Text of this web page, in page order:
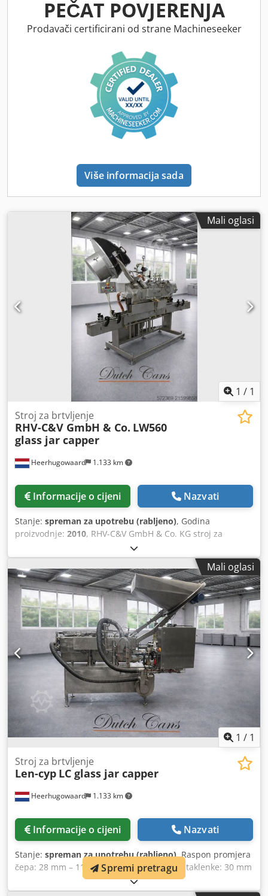
specifikacije prema izvornom proizvođaču: - Raspon
promjera: 56 mm – 86 mm Crsdpfxow I Ax Rj Aifof - Raspon
visine: 45 mm – 200 mm - Proizvodni kapacitet: do 50
PEČAT POVJERENJA
Prodavači certificirani od strane Machineseeker
Više informacija sada
Mali oglasi
1 / 1
Heerhugowaard 1.133 km
Stroj za brtvljenje
RHV-C&V GmbH & Co. LW560
glass jar capper
Informacije o cijeni Nazvati
Stanje: spreman za upotrebu (rabljeno), Godina
proizvodnje: 2010, RHV-C&V GmbH & Co. KG stroj za
zatvaranje staklenki Crsdpfx Aeyxgxwsifjf tip: LW560 broj:
10172/4184 godina izgradnje: 09/2010 traka od
nehrđajućeg čelika, širina trake: 120 mm
Mali oglasi
1 / 1
Heerhugowaard 1.133 km
Stroj za brtvljenje
Len-cyp LC glass jar capper
Informacije o cijeni Nazvati
Stanje: spreman za upotrebu (rabljeno), Raspon promjera
čepa: 28 mm – 110 mm Raspon promjera staklenke: 30 mm
– 99 mm Ubrizgavanje pare Linearni ulaz Crodpfeyzbh Sjx
Aifsf
Spremi pretragu